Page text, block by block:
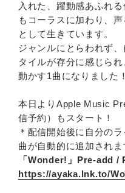
入れた、躍動感あふれ
もコーラスに加わり、
として生きています。
ジャンルにとらわれず、
タイルが存分に感じら
動かす1曲になりました！
本日よりApple Music
信予約）もスタート！
＊配信開始後に自分の
曲が自動的に追加されま
「Wonder!」Pre-add /
https://ayaka.lnk.to/